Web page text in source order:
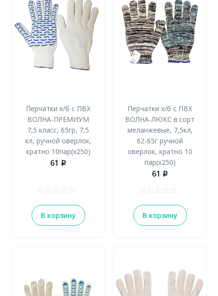
Перчатки х/б с ПВХ
ВОЛНА-ПРЕМИУМ
7,5 класс, 65гр, 7,5
кл, ручной оверлок,
кратно 10пар(х250)
61 p
В корзину
Перчатки х/б с ПВХ
ВОЛНА-ЛЮКС в.сорт
меланжевые, 7,5кл,
62-65г ручной
оверлок, кратно 10
пар(х250)
61 p
В корзину